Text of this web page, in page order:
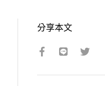
分享本文